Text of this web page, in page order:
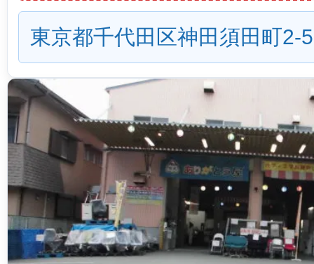
東京都千代田区神田須田町2-